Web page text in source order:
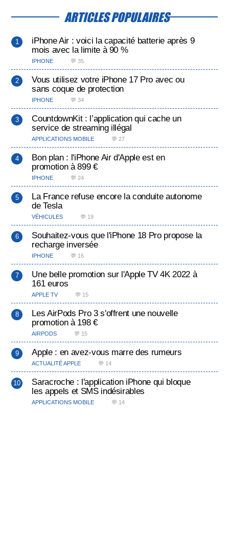
ARTICLES POPULAIRES
iPhone Air : voici la capacité batterie après 9
mois avec la limite à 90 %
IPHONE 💬 35
Vous utilisez votre iPhone 17 Pro avec ou
sans coque de protection
IPHONE 💬 34
CountdownKit : l’application qui cache un
service de streaming illégal
APPLICATIONS MOBILE 💬 27
Bon plan : l'iPhone Air d'Apple est en
promotion à 899 €
IPHONE 💬 24
La France refuse encore la conduite autonome
de Tesla
VÉHICULES 💬 19
Souhaitez-vous que l'iPhone 18 Pro propose la
recharge inversée
IPHONE 💬 16
Une belle promotion sur l'Apple TV 4K 2022 à
161 euros
APPLE TV 💬 15
Les AirPods Pro 3 s'offrent une nouvelle
promotion à 198 €
AIRPODS 💬 15
Apple : en avez-vous marre des rumeurs
ACTUALITÉ APPLE 💬 14
Saracroche : l'application iPhone qui bloque
les appels et SMS indésirables
APPLICATIONS MOBILE 💬 14